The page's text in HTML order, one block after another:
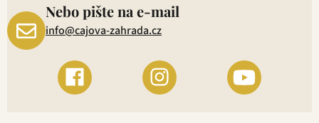
Nebo pište na e-mail
info@cajova-zahrada.cz